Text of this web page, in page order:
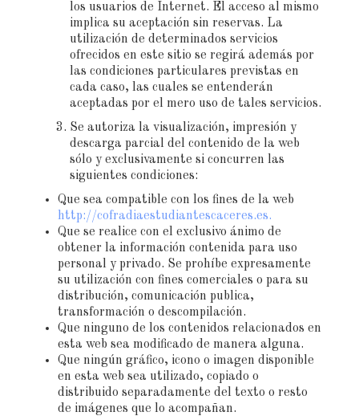
los usuarios de Internet. El acceso al mismo
implica su aceptación sin reservas. La
utilización de determinados servicios
ofrecidos en este sitio se regirá además por
las condiciones particulares previstas en
cada caso, las cuales se entenderán
aceptadas por el mero uso de tales servicios.
Se autoriza la visualización, impresión y
descarga parcial del contenido de la web
sólo y exclusivamente si concurren las
siguientes condiciones:
Que sea compatible con los fines de la web
http://cofradiaestudiantescaceres.es.
Que se realice con el exclusivo ánimo de
obtener la información contenida para uso
personal y privado. Se prohíbe expresamente
su utilización con fines comerciales o para su
distribución, comunicación publica,
transformación o descompilación.
Que ninguno de los contenidos relacionados en
esta web sea modificado de manera alguna.
Que ningún gráfico, icono o imagen disponible
en esta web sea utilizado, copiado o
distribuido separadamente del texto o resto
de imágenes que lo acompañan.